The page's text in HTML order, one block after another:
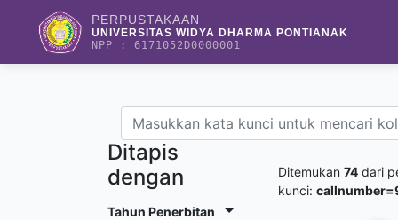
PERPUSTAKAAN
UNIVERSITAS WIDYA DHARMA PONTIANAK
NPP : 6171052D0000001
Ditapis
dengan
Tahun Penerbitan
Ditemukan 74 dari
kunci: